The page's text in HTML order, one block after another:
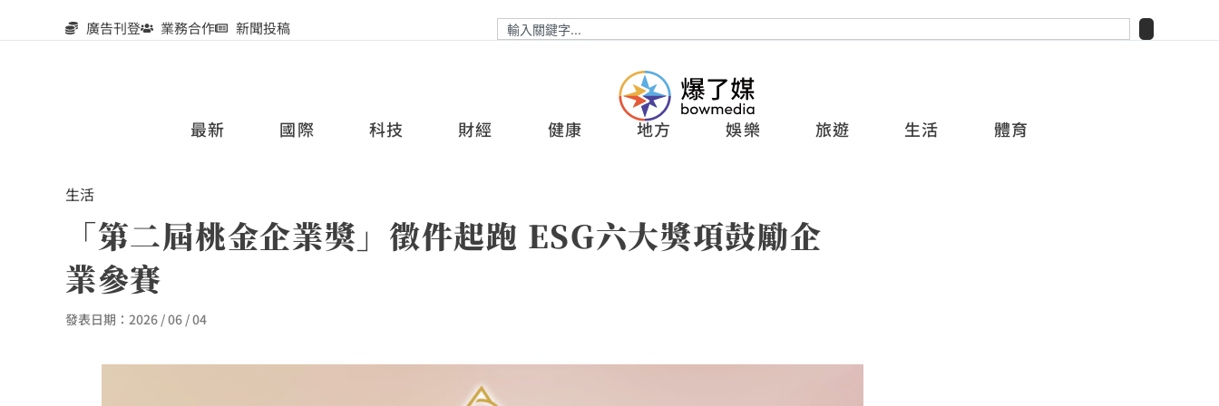
廣告刊登 業務合作 新聞投稿
最新 國際 科技 財經 健康 地方 娛樂 旅遊 生活 體育
生活
「第二屆桃金企業獎」徵件起跑 ESG六大獎項鼓勵企
業參賽
發表日期： 2026 / 06 / 04